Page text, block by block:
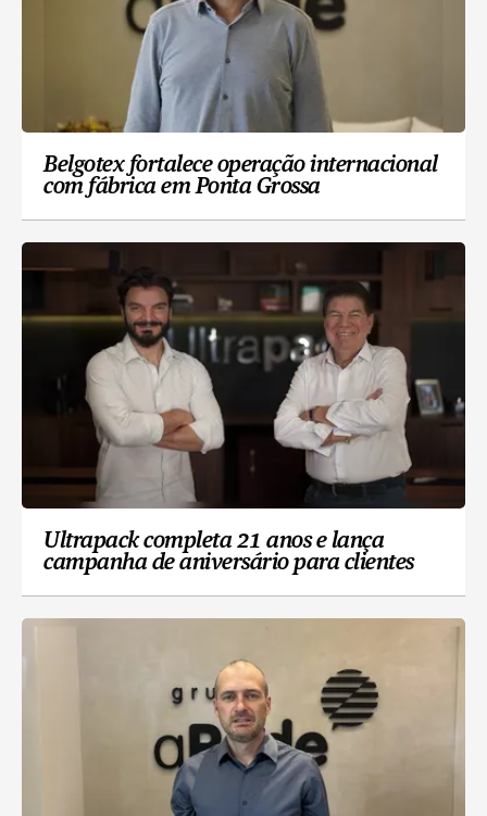
Belgotex fortalece operação internacional
com fábrica em Ponta Grossa
Ultrapack completa 21 anos e lança
campanha de aniversário para clientes